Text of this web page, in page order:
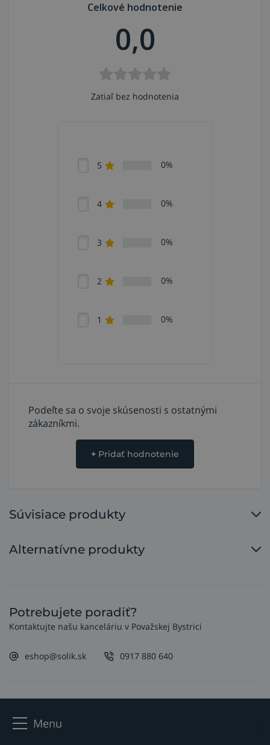
Celkové hodnotenie
0,0
Zatiaľ bez hodnotenia
5 0%
4 0%
3 0%
2 0%
1 0%
Podeľte sa o svoje skúsenosti s ostatnými
zákazníkmi.
+ Pridať hodnotenie
Súvisiace produkty
Alternatívne produkty
Potrebujete poradiť?
Kontaktujte našu kanceláriu v Považskej Bystrici
eshop@solik.sk 0917 880 640
Menu